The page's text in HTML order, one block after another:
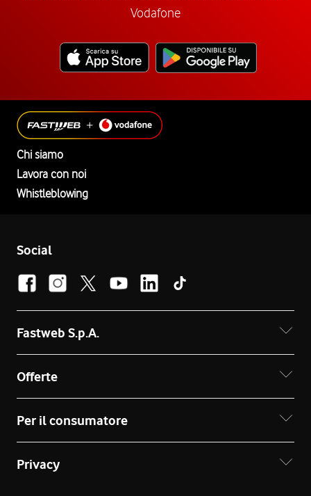
Vodafone
Chi siamo
Lavora con noi
Whistleblowing
Social
Fastweb S.p.A.
Offerte
Per il consumatore
Privacy